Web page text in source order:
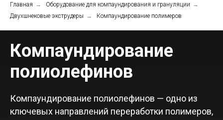
Главная → Оборудование для компаундирования и грануляции →
Двухшнековые экструдеры → Компаундирование полимеров
Компаундирование
полиолефинов
Компаундирование полиолефинов — одно из
ключевых направлений переработки полимеров,